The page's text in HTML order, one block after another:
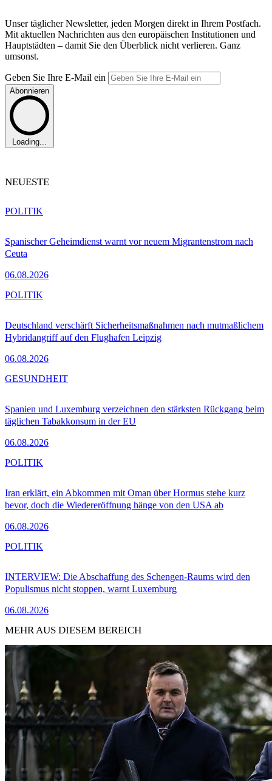
Unser täglicher Newsletter, jeden Morgen direkt in Ihrem Postfach.
Mit aktuellen Nachrichten aus den europäischen Institutionen und
Hauptstädten – damit Sie den Überblick nicht verlieren. Ganz
umsonst.
Geben Sie Ihre E-Mail ein
Abonnieren
Loading...
NEUESTE
Spanischer Geheimdienst warnt vor neuem Migrantenstrom nach
Ceuta
06.08.2026
POLITIK
Deutschland verschärft Sicherheitsmaßnahmen nach mutmaßlichem
Hybridangriff auf den Flughafen Leipzig
06.08.2026
POLITIK
Spanien und Luxemburg verzeichnen den stärksten Rückgang beim
täglichen Tabakkonsum in der EU
06.08.2026
GESUNDHEIT
Iran erklärt, ein Abkommen mit Oman über Hormus stehe kurz
bevor, doch die Wiedereröffnung hänge von den USA ab
06.08.2026
POLITIK
INTERVIEW: Die Abschaffung des Schengen-Raums wird den
Populismus nicht stoppen, warnt Luxemburg
06.08.2026
POLITIK
MEHR AUS DIESEM BEREICH